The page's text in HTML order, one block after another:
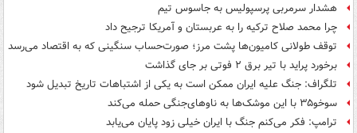
هشدار سرمربی پرسپولیس به جاسوس تیم
چرا محمد صلاح ترکیه را به عربستان و آمریکا ترجیح داد
توقف طولانی کامیون‌ها پشت مرز؛ صورت‌حساب سنگینی که به اقتصاد می‌رسد
برخورد پراید با تیر برق ۲ فوتی بر جای گذاشت
تلگراف: جنگ علیه ایران ممکن است به یکی از اشتباهات تاریخ تبدیل شود
سوخو۳۵ با این موشک‌ها به ناوهای‌جنگی حمله می‌کند
ترامپ: فکر می‌کنم جنگ با ایران خیلی زود پایان می‌یابد